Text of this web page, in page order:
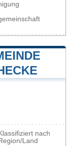
nach
Land